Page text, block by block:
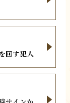
回す犯人